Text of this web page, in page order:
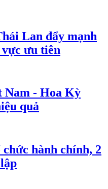
Lan đẩy mạnh
ưu tiên
Nam - Hoa Kỳ
quả
hành chính, 2